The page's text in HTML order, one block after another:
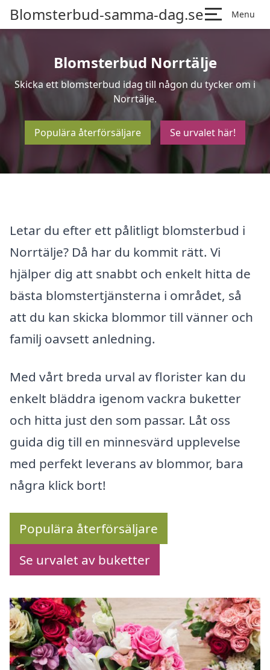
Blomsterbud-samma-dag.se Menu
Blomsterbud Norrtälje
Skicka ett blomsterbud idag till någon du tycker om i
Norrtälje.
Populära återförsäljare Se urvalet här!
Letar du efter ett pålitligt blomsterbud i
Norrtälje? Då har du kommit rätt. Vi
hjälper dig att snabbt och enkelt hitta de
bästa blomstertjänsterna i området, så
att du kan skicka blommor till vänner och
familj oavsett anledning.
Med vårt breda urval av florister kan du
enkelt bläddra igenom vackra buketter
och hitta just den som passar. Låt oss
guida dig till en minnesvärd upplevelse
med perfekt leverans av blommor, bara
några klick bort!
Populära återförsäljare
Se urvalet av buketter